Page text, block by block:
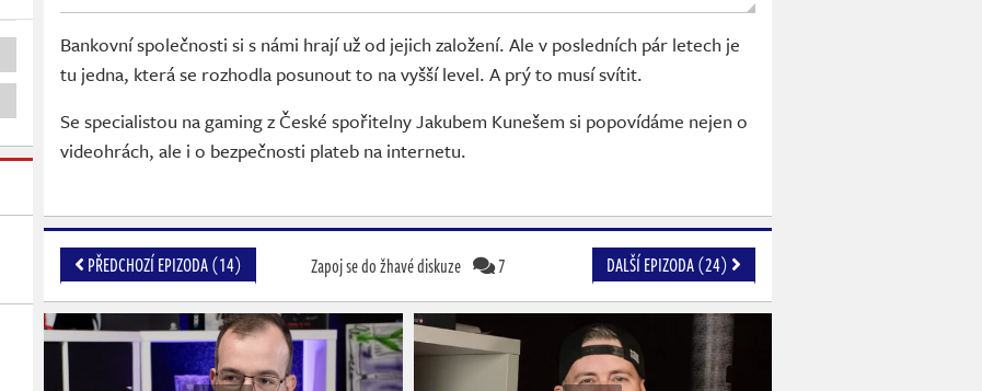
Bankovní společnosti si s námi hrají už od jejich založení. Ale v posledních pár letech je
tu jedna, která se rozhodla posunout to na vyšší level. A prý to musí svítit.
Se specialistou na gaming z České spořitelny Jakubem Kunešem si popovídáme nejen o
videohrách, ale i o bezpečnosti plateb na internetu.
PŘEDCHOZÍ EPIZODA (14) Zapoj se do žhavé diskuze 7 DALŠÍ EPIZODA (24)